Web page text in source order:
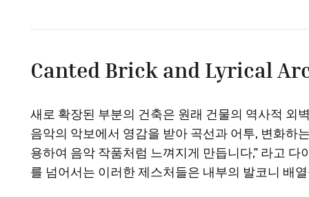
Canted Brick and Lyrical
새로 확장된 부분의 건축은 원래 건물의 역사적 외
음악의 악보에서 영감을 받아 곡선과 어투, 변화하
용하여 음악 작품처럼 느껴지게 만듭니다,” 라고
를 넘어서는 이러한 제스처들은 내부의 발코니 배